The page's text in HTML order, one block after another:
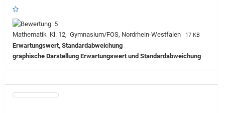
Mathematik Kl. 12, Gymnasium/FOS, Nordrhein-Westfalen 17 KB
Erwartungswert, Standardabweichung
graphische Darstellung Erwartungswert und Standardabweichung